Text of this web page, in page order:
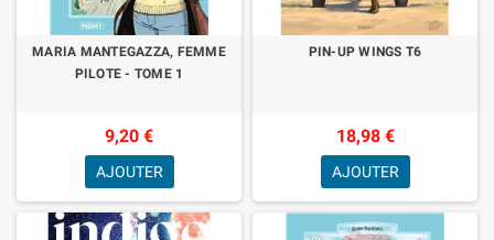
MARIA MANTEGAZZA, FEMME
PILOTE - TOME 1
9,20 €
AJOUTER
PIN-UP WINGS T6
18,98 €
AJOUTER